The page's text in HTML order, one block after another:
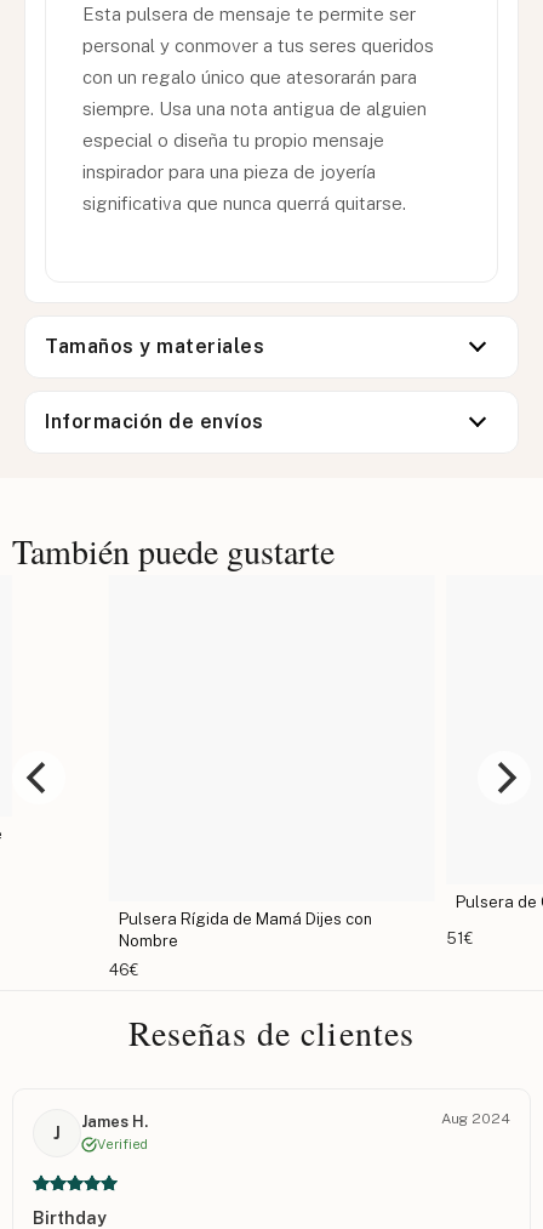
Esta pulsera de mensaje te permite ser
personal y conmover a tus seres queridos
con un regalo único que atesorarán para
siempre. Usa una nota antigua de alguien
especial o diseña tu propio mensaje
inspirador para una pieza de joyería
significativa que nunca querrá quitarse.
Tamaños y materiales
Información de envíos
También puede gustarte
Pulsera Rígida de Mamá Dijes con
Nombre
46€
Pulsera de
51€
Reseñas de clientes
J
James H.
Verified
Aug 2024
Birthday